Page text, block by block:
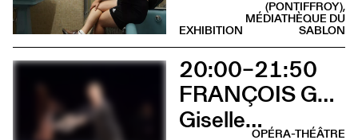
(PONTIFFROY),
MÉDIATHÈQUE DU
SABLON
EXHIBITION
20:00–21:50
FRANÇOIS GREMAUD & SAMANTHA VAN WISSEN
Giselle…OPÉRA-THÉÂTRE